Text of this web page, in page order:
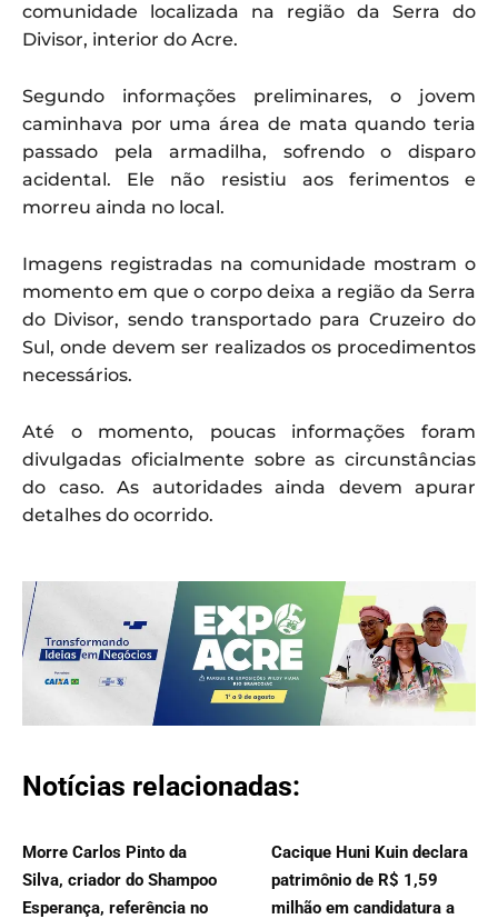
comunidade localizada na região da Serra do
Divisor, interior do Acre.
Segundo informações preliminares, o jovem
caminhava por uma área de mata quando teria
passado pela armadilha, sofrendo o disparo
acidental. Ele não resistiu aos ferimentos e
morreu ainda no local.
Imagens registradas na comunidade mostram o
momento em que o corpo deixa a região da Serra
do Divisor, sendo transportado para Cruzeiro do
Sul, onde devem ser realizados os procedimentos
necessários.
Até o momento, poucas informações foram
divulgadas oficialmente sobre as circunstâncias
do caso. As autoridades ainda devem apurar
detalhes do ocorrido.
Notícias relacionadas:
Morre Carlos Pinto da
Silva, criador do Shampoo
Esperança, referência no
Cacique Huni Kuin declara
patrimônio de R$ 1,59
milhão em candidatura a